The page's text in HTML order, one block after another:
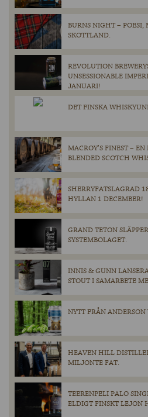
BURNS NIGHT – POESI,
SKOTTLAND.
REVOLUTION
UNSESSIONABLE
JANUARI!
DET FINSKA
MACROY’S FINEST –
BLENDED SCOTCH
SHERRYFATSLAGRAD
HYLLAN 1 DECEMBER!
GRAND TETON
SYSTEMBOLAGET.
INNIS & GUNN
STOUT I SAMARBETE
NYTT FRÅN
HEAVEN HILL
MILJONTE FAT.
TEERENPELI PALO
ELDIGT FINSKT LEJON